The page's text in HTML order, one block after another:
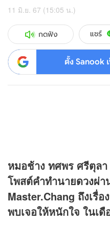
11 มิ.ย. 67 (15:05 น.)
กดฟัง แชร์
ตั้ง Sanook
หมอช้าง ทศพร ศรีตุล
โพสต์คำทำนายดวงผ่า
Master.Chang ถึงเรื่
พบเจอให้หนักใจ ในเ